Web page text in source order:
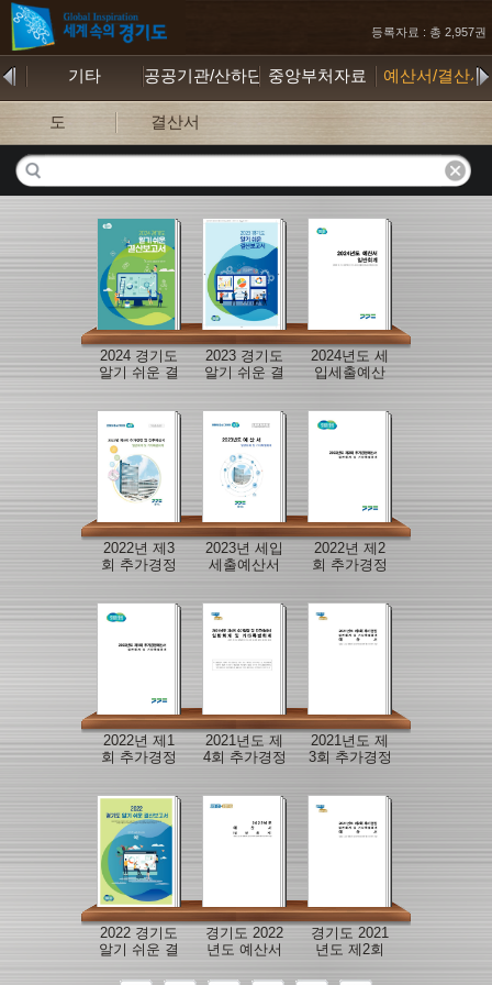
등록자료 : 총 2,957권
기타 공공기관/산하단체중앙부처자료 예산서/결산서
도 결산서
2024 경기도
알기 쉬운 결
2023 경기도
알기 쉬운 결
2024년도 세
입세출예산
2022년 제3
회 추가경정
2023년 세입
세출예산서
2022년 제2
회 추가경정
2022년 제1
회 추가경정
2021년도 제
4회 추가경정
2021년도 제
3회 추가경정
2022 경기도
알기 쉬운 결
경기도 2022
년도 예산서
경기도 2021
년도 제2회